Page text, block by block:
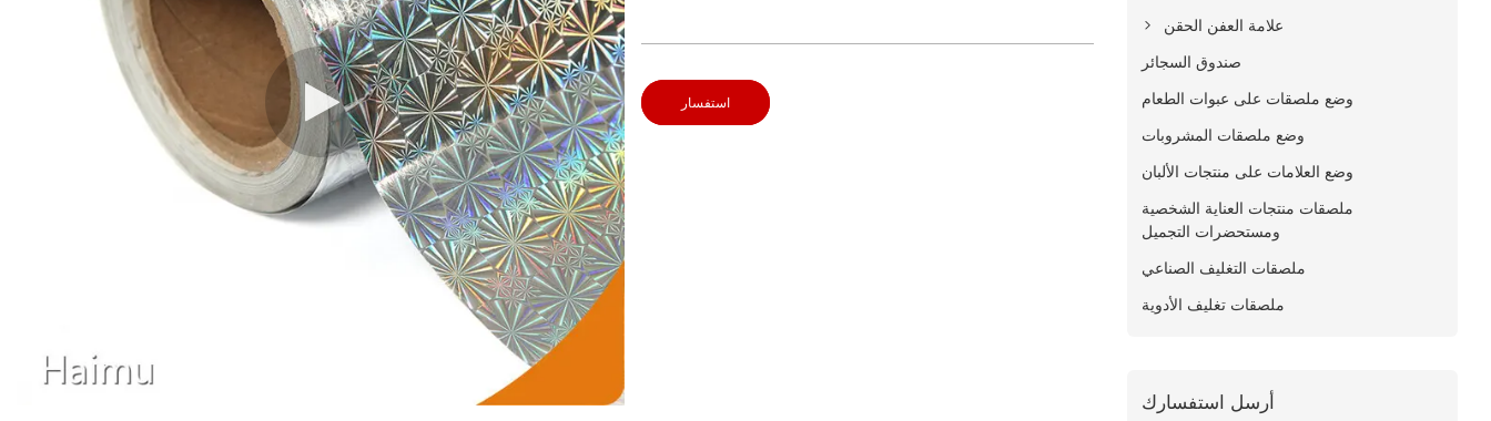
استفسار
علامة العفن الحقن
صندوق السجائر
وضع ملصقات على عبوات الطعام
وضع ملصقات المشروبات
وضع العلامات على منتجات الألبان
ملصقات منتجات العناية الشخصية
ومستحضرات التجميل
ملصقات التغليف الصناعي
ملصقات تغليف الأدوية
أرسل استفسارك